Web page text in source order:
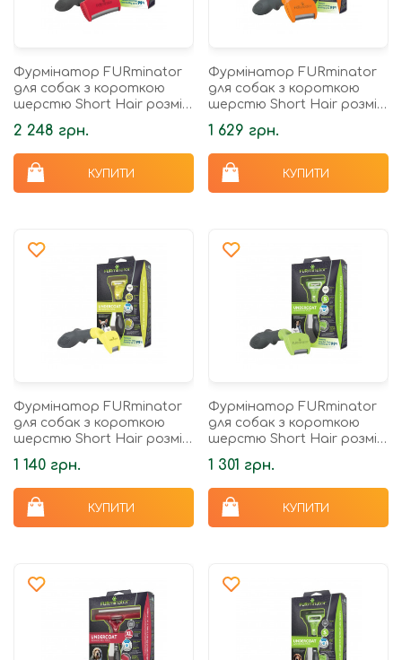
Фурмінатор FURminator
для собак з короткою
шерстю Short Hair розмір
ХL
2 248 грн.
КУПИТИ
Фурмінатор FURminator
для собак з короткою
шерстю Short Hair розмір
М
1 629 грн.
КУПИТИ
Фурмінатор FURminator
для собак з короткою
шерстю Short Hair розмір
XS
1 140 грн.
КУПИТИ
Фурмінатор FURminator
для собак з короткою
шерстю Short Hair розмір
S
1 301 грн.
КУПИТИ